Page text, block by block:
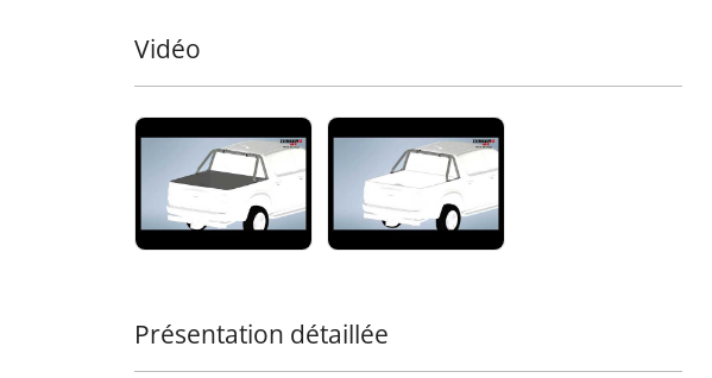
terrain avec cette nouvelle addition à la gamme Tessera4x4,
connue pour ses accessoires 4x4 premium, durables et
robustes.
Vidéo
Présentation détaillée